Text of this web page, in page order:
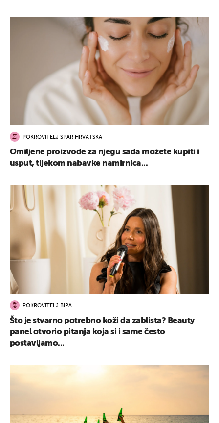
POKROVITELJ SPAR HRVATSKA
Omiljene proizvode za njegu sada možete kupiti i
usput, tijekom nabavke namirnica...
POKROVITELJ BIPA
Što je stvarno potrebno koži da zablista? Beauty
panel otvorio pitanja koja si i same često
postavljamo...